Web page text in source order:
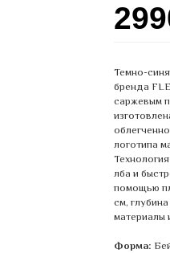
Темно-
бренда
саржевым
логотипа
лба и
помощью
см,
материалы
Форма: